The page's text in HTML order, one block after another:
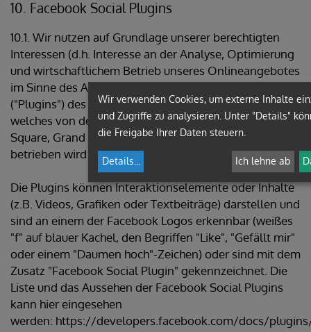
10. Facebook Social Plugins
10.1. Wir nutzen auf Grundlage unserer berechtigten
Interessen (d.h. Interesse an der Analyse, Optimierung
und wirtschaftlichem Betrieb unseres Onlineangebotes
im Sinne des Art. 6 Abs. 1 lit. f. DSGVO) Social Plugins
("Plugins") des sozialen Netzwerkes facebook.com,
welches von der Facebook Ireland Ltd., 4 Grand Canal
Square, Grand Canal Harbour, Dublin 2, Irland
betrieben wird ("Facebook").
Die Plugins können Interaktionselemente oder Inhalte
(z.B. Videos, Grafiken oder Textbeiträge) darstellen und
sind an einem der Facebook Logos erkennbar (weißes
"f" auf blauer Kachel, den Begriffen "Like", "Gefällt mir"
oder einem "Daumen hoch"-Zeichen) oder sind mit dem
Zusatz "Facebook Social Plugin" gekennzeichnet. Die
Liste und das Aussehen der Facebook Social Plugins
kann hier eingesehen
werden: https://developers.facebook.com/docs/
Wir verwenden Cookies, um externe Inhalte
und Zugriffe zu analysieren. Unter "Details"
die Freigabe Ihrer Daten steuern.
Details Ich lehne ab